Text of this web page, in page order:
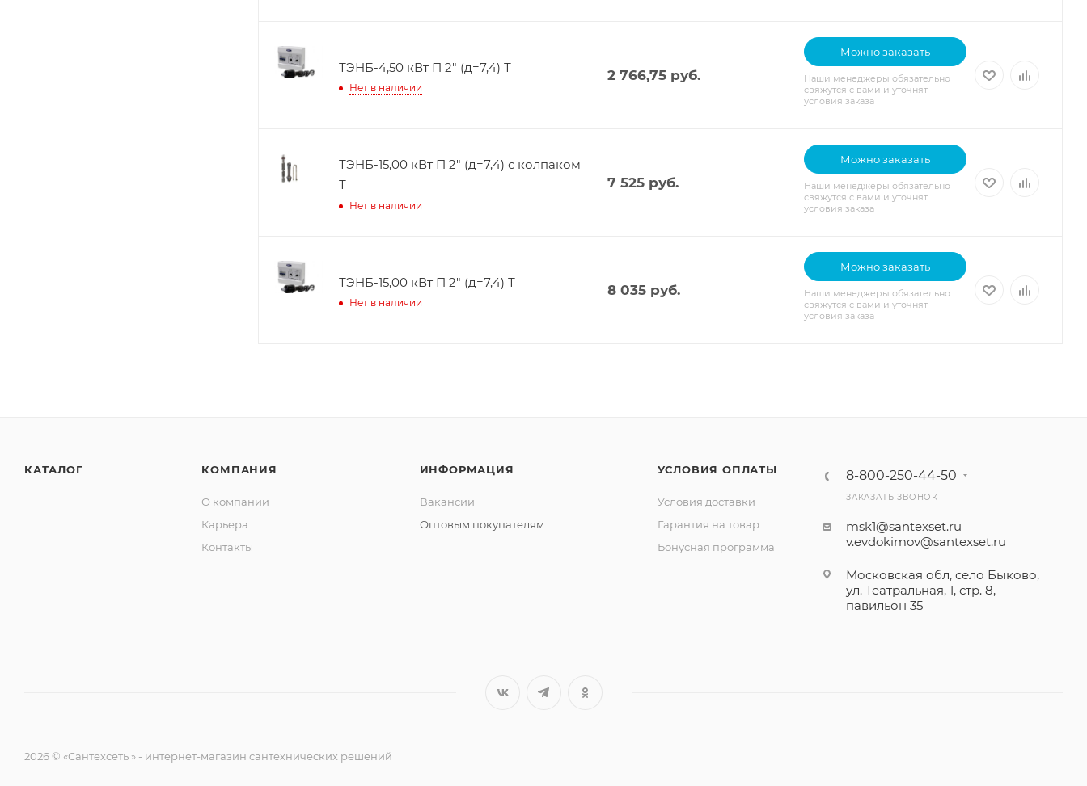
ТЭНБ-4,50 кВт П 2" (д=7,4) Т
Нет в наличии
2 766,75руб.
Можно заказать
Наши менеджеры обязательно
свяжутся с вами и уточнят
условия заказа
ТЭНБ-15,00 кВт П 2" (д=7,4) с колпаком
Т
Нет в наличии
7 525руб.
Можно заказать
Наши менеджеры обязательно
свяжутся с вами и уточнят
условия заказа
ТЭНБ-15,00 кВт П 2" (д=7,4) Т
Нет в наличии
8 035руб.
Можно заказать
Наши менеджеры обязательно
свяжутся с вами и уточнят
условия заказа
КАТАЛОГ КОМПАНИЯ
О компании
Карьера
Контакты
ИНФОРМАЦИЯ
Вакансии
Оптовым покупателям
УСЛОВИЯ ОПЛАТЫ
Условия доставки
Гарантия на товар
Бонусная программа
8-800-250-44-50
ЗАКАЗАТЬ ЗВОНОК
msk1@santexset.ru
v.evdokimov@santexset.ru
Московская обл, село Быково,
ул. Театральная, 1, стр. 8,
павильон 35
2026 © «Сантехсеть » - интернет-магазин сантехнических решений